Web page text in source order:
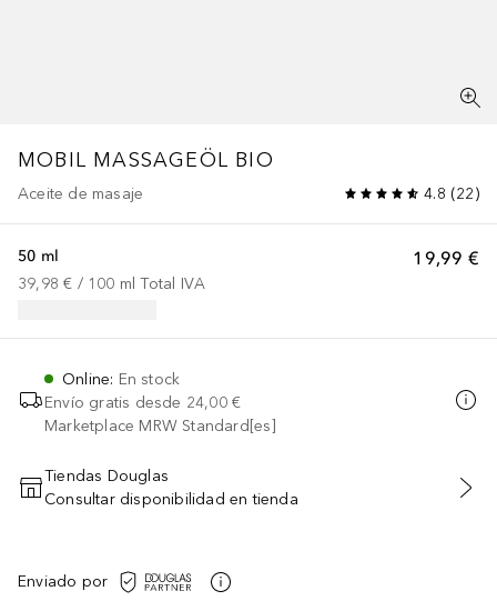
MOBIL MASSAGEÖL BIO
Aceite de masaje 4.8 (22)
19,99 €
50 ml
39,98 € / 100 ml Total IVA
Online: En stock
Envío gratis desde 24,00 €
Marketplace MRW Standard[es]
AÑADIR AL CARRITO
Tiendas Douglas
Consultar disponibilidad en tienda
Enviado por